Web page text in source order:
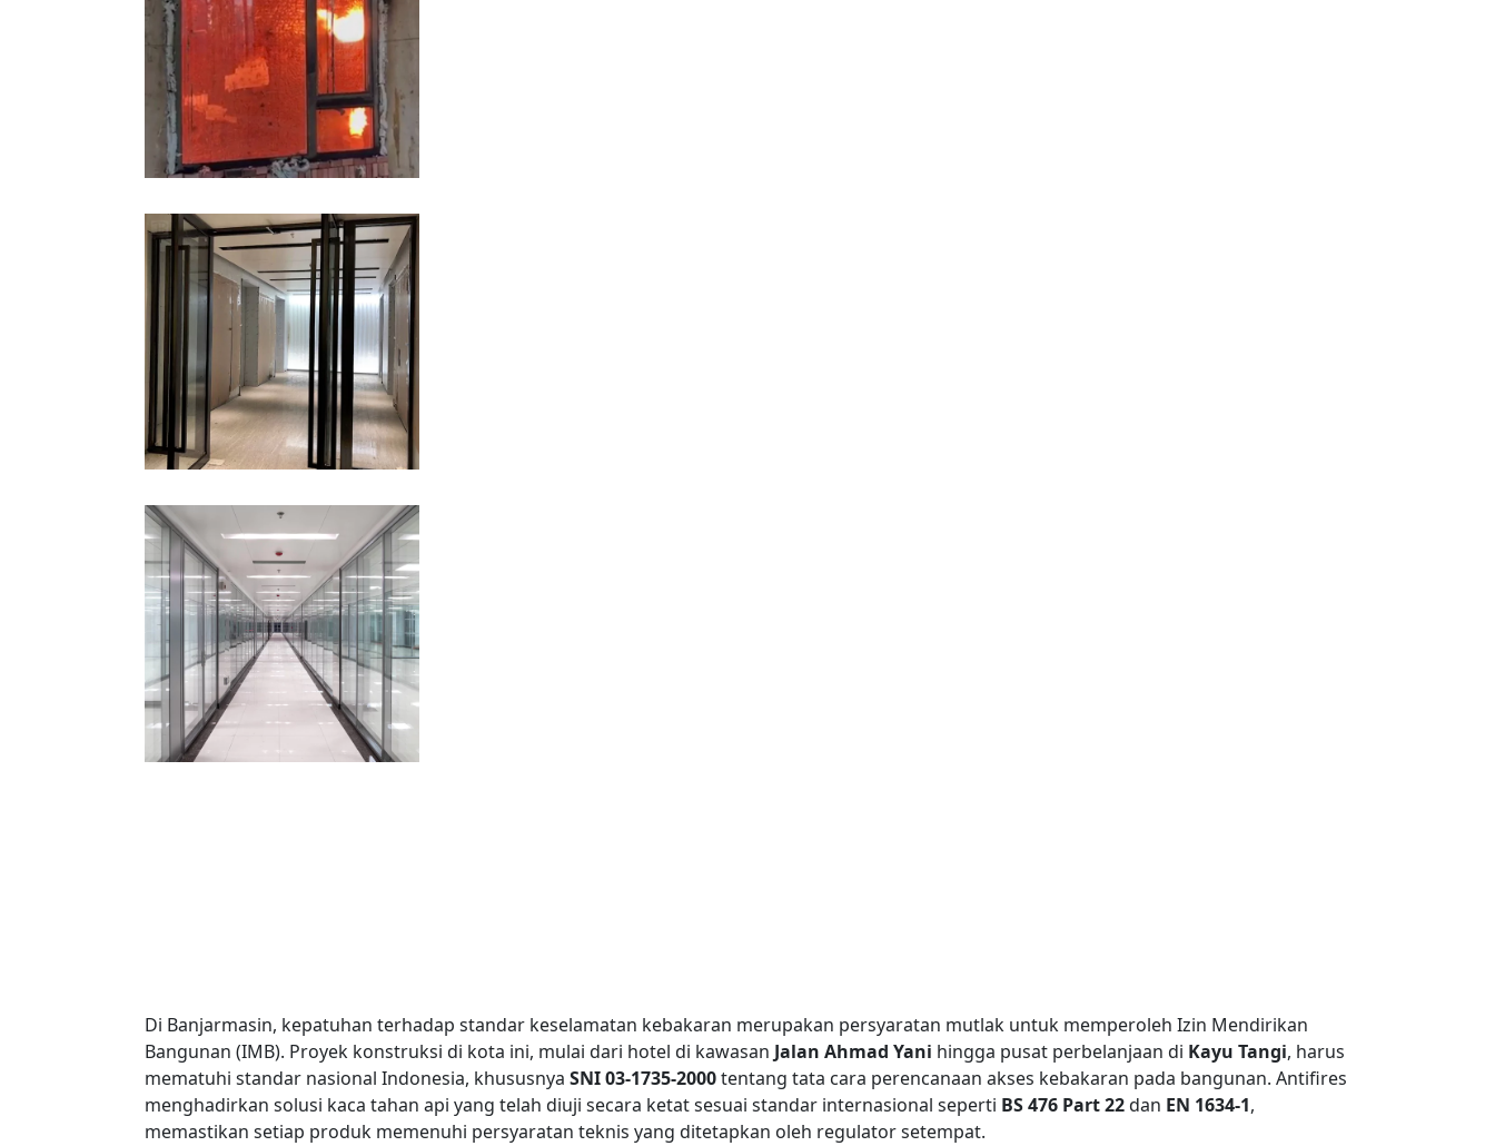
Di Banjarmasin, kepatuhan terhadap standar keselamatan kebakaran merupakan persyaratan mutlak untuk memperoleh Izin Mendirikan
Bangunan (IMB). Proyek konstruksi di kota ini, mulai dari hotel di kawasan Jalan Ahmad Yani hingga pusat perbelanjaan di Kayu Tangi, harus
mematuhi standar nasional Indonesia, khususnya SNI 03-1735-2000tentang tata cara perencanaan akses kebakaran pada bangunan. Antifires
menghadirkan solusi kaca tahan api yang telah diuji secara ketat sesuai standar internasional seperti BS 476 Part 22dan EN 1634-1,
memastikan setiap produk memenuhi persyaratan teknis yang ditetapkan oleh regulator setempat.